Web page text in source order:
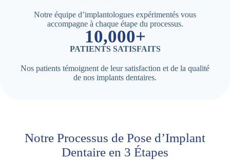
Notre équipe d’implantologues expérimentés vous
accompagne à chaque étape du processus.
10,000+
PATIENTS SATISFAITS
Nos patients témoignent de leur satisfaction et de la qualité
de nos implants dentaires.
Notre Processus de Pose d’Implant
Dentaire en 3 Étapes